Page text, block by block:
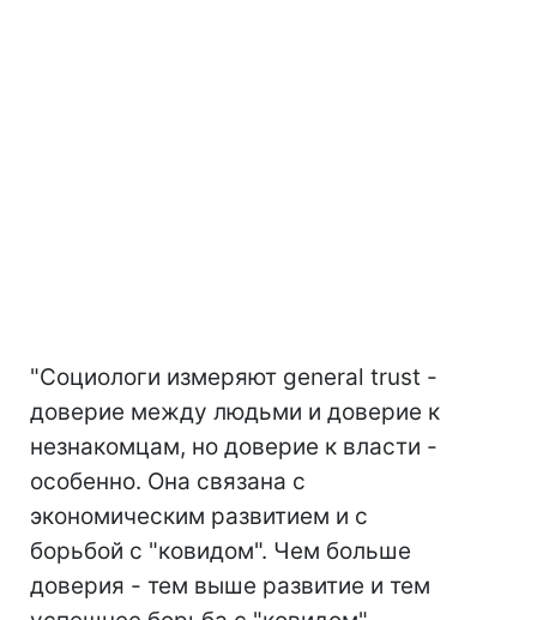
"Социологи измеряют general trust -
доверие между людьми и доверие к
незнакомцам, но доверие к власти -
особенно. Она связана с
экономическим развитием и с
борьбой с "ковидом". Чем больше
доверия - тем выше развитие и тем